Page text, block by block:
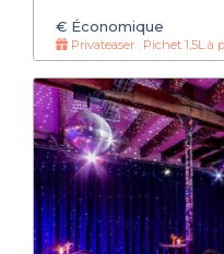
€ Économique
Privateaser : Pichet 1,5L à